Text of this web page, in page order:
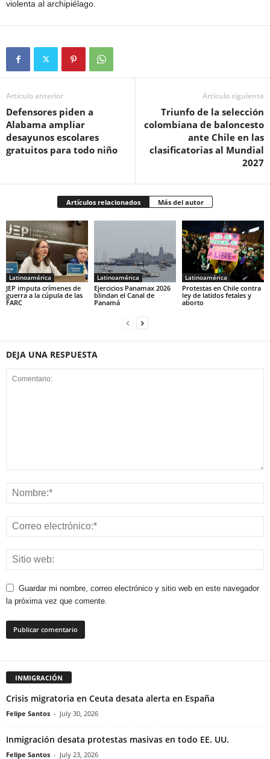
violenta al archipiélago.
Artículo anterior
Defensores piden a
Alabama ampliar
desayunos escolares
gratuitos para todo niño
Artículo siguiente
Triunfo de la selección
colombiana de baloncesto
ante Chile en las
clasificatorias al Mundial
2027
Artículos relacionados Más del autor
Latinoamérica
JEP imputa crímenes de
guerra a la cúpula de las
FARC
Latinoamérica
Ejercicios Panamax 2026
blindan el Canal de
Panamá
Latinoamérica
Protestas en Chile contra
ley de latidos fetales y
aborto
DEJA UNA RESPUESTA
Guardar mi nombre, correo electrónico y sitio web en este navegador
la próxima vez que comente.
INMIGRACIÓN
Crisis migratoria en Ceuta desata alerta en España
Felipe Santos - July 30, 2026
Inmigración desata protestas masivas en todo EE. UU.
Felipe Santos - July 23, 2026